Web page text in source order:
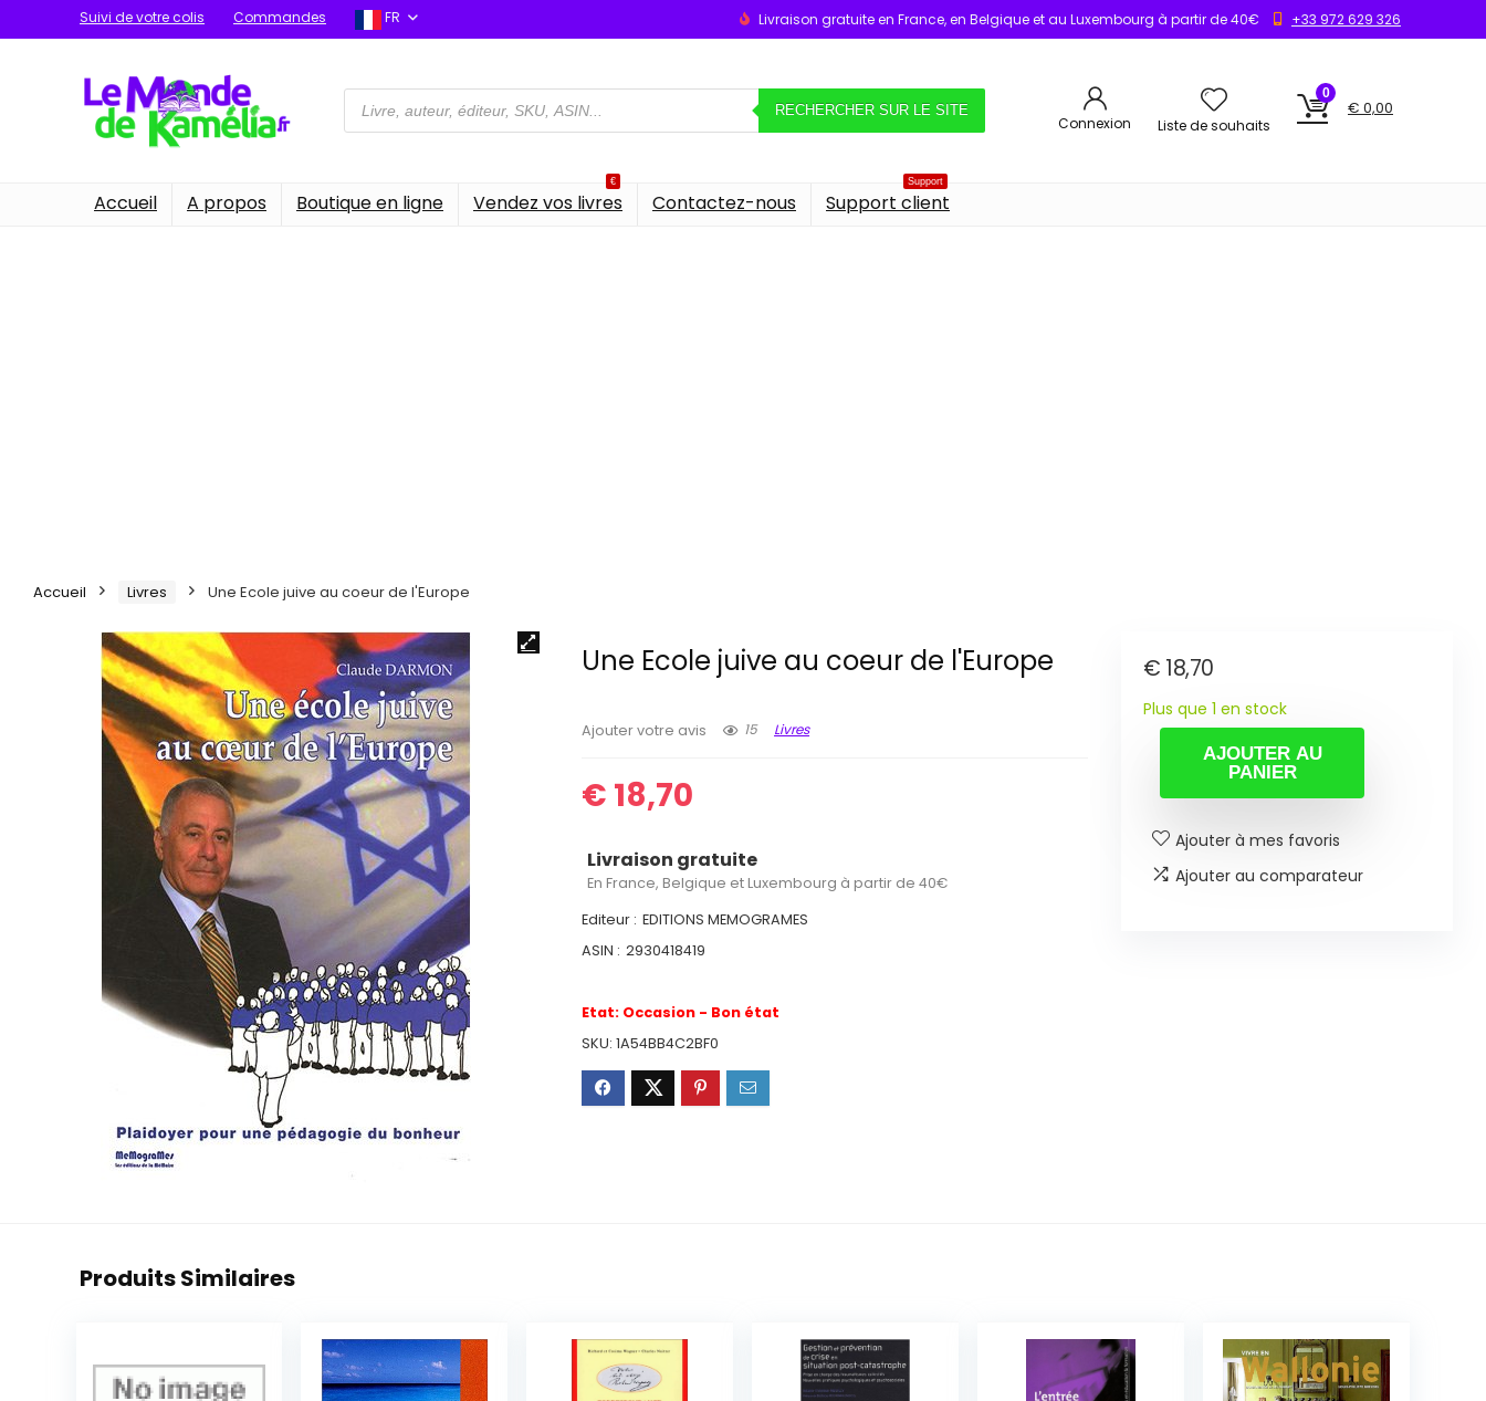
Suivi de votre colis Commandes FR Livraison gratuite en France, en Belgique et au Luxembourg à partir de 40€ +33 972 629 326
Recherche
de
produits
RECHERCHER SUR LE SITE
Connexion Liste de souhaits
0
€ 0,00
Accueil A propos Boutique en ligne
€
Vendez vos livres Contactez-nous
Support
Support client
Accueil Livres Une Ecole juive au coeur de l'Europe
Une Ecole juive au coeur de l'Europe
Ajouter votre avis 15 Livres
€ 18,70
Livraison gratuite
En France, Belgique et Luxembourg à partir de 40€
Editeur : EDITIONS MEMOGRAMES
ASIN : 2930418419
Etat: Occasion - Bon état
SKU:1A54BB4C2BF0
€ 18,70
Plus que 1 en stock
AJOUTER AU
PANIER
Ajouter à mes favoris
Ajouter au comparateur
Produits Similaires